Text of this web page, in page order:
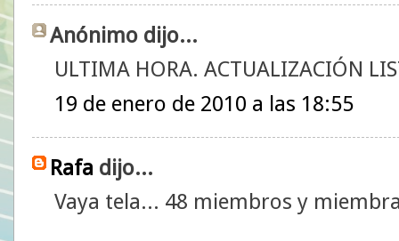
Anónimo dijo...
ULTIMA HORA. ACTUALIZACIÓN
19 de enero de 2010 a las 18:55
Rafa dijo...
Vaya tela... 48 miembros y